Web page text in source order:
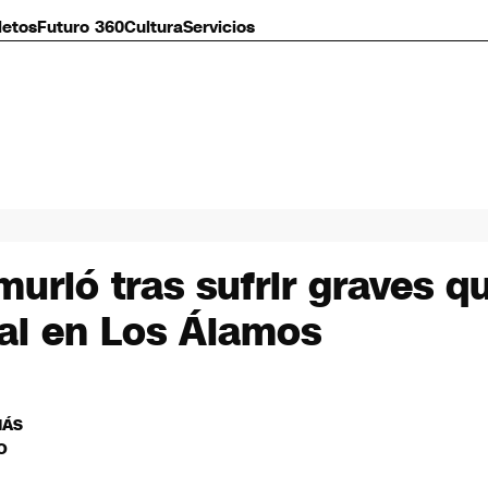
Futuro 360CulturaServicios
tras sufrir graves
en Los Álamos